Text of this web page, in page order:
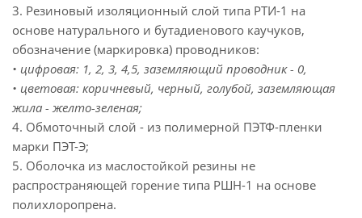
3. Резиновый изоляционный слой типа РТИ-1 на
основе натурального и бутадиенового каучуков,
обозначение (маркировка) проводников:
• цифровая: 1, 2, 3, 4,5, заземляющий проводник - 0,
• цветовая: коричневый, черный, голубой, заземляющая
жила - желто-зеленая;
4. Обмоточный слой - из полимерной ПЭТФ-пленки
марки ПЭТ-Э;
5. Оболочка из маслостойкой резины не
распространяющей горение типа РШН-1 на основе
полихлоропрена.